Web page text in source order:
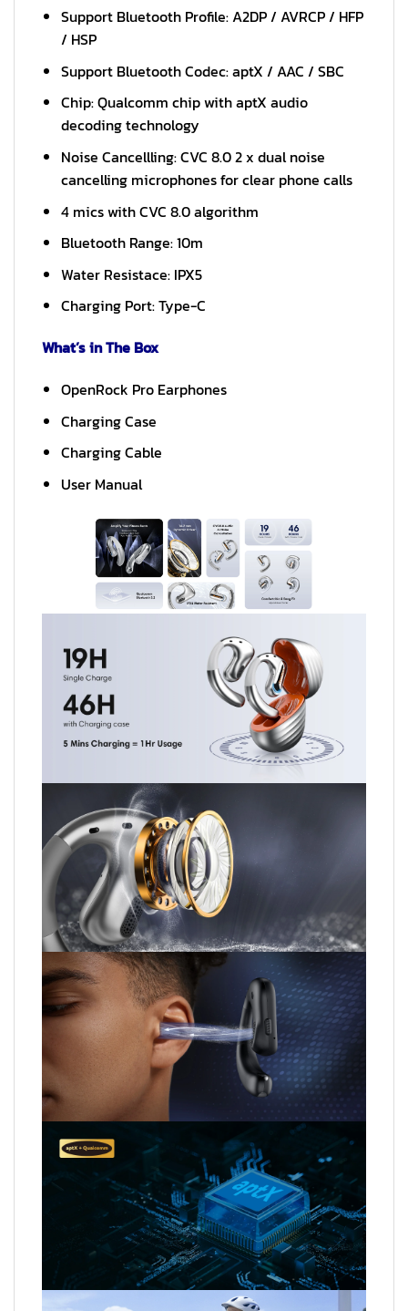
Support Bluetooth Profile: A2DP / AVRCP / HFP
/ HSP
Support Bluetooth Codec: aptX / AAC / SBC
Chip: Qualcomm chip with aptX audio
decoding technology
Noise Cancellling: CVC 8.0 2 x dual noise
cancelling microphones for clear phone calls
4 mics with CVC 8.0 algorithm
Bluetooth Range: 10m
Water Resistace: IPX5
Charging Port: Type-C
What’s in The Box
OpenRock Pro Earphones
Charging Case
Charging Cable
User Manual